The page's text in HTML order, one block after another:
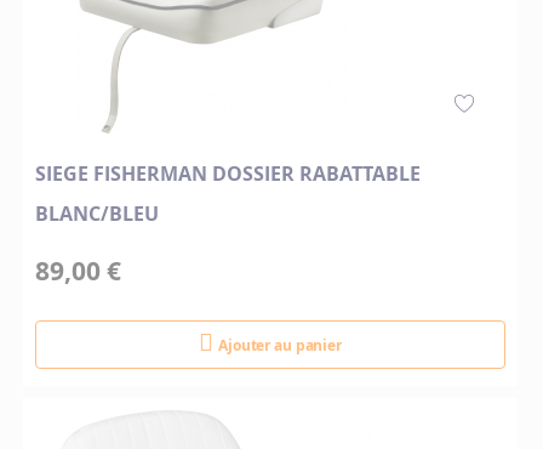
SIEGE FISHERMAN DOSSIER RABATTABLE
BLANC/BLEU
89,00 €
Ajouter au panier